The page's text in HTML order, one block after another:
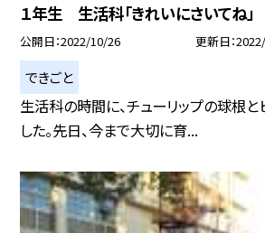
１年生 生活科「きれいにさいてね」
公開日 2022/10/26 更新日
できごと
生活科の時間に、チューリップの球根
した。先日、今まで大切に育...